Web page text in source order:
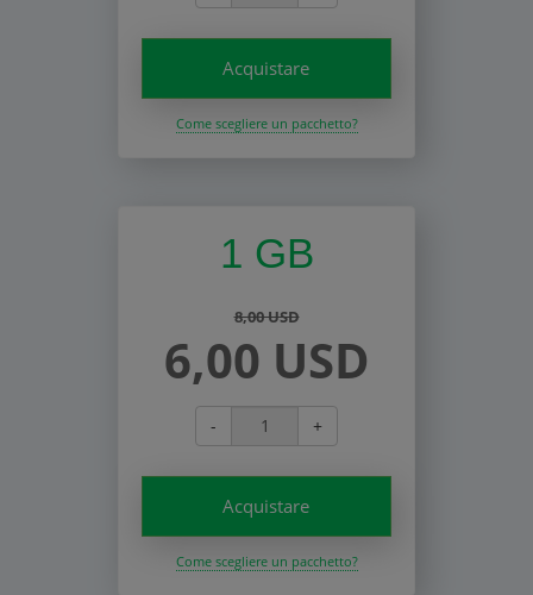
Acquistare
Come scegliere un pacchetto?
1 GB
8,00 USD
6,00 USD
- +
Acquistare
Come scegliere un pacchetto?